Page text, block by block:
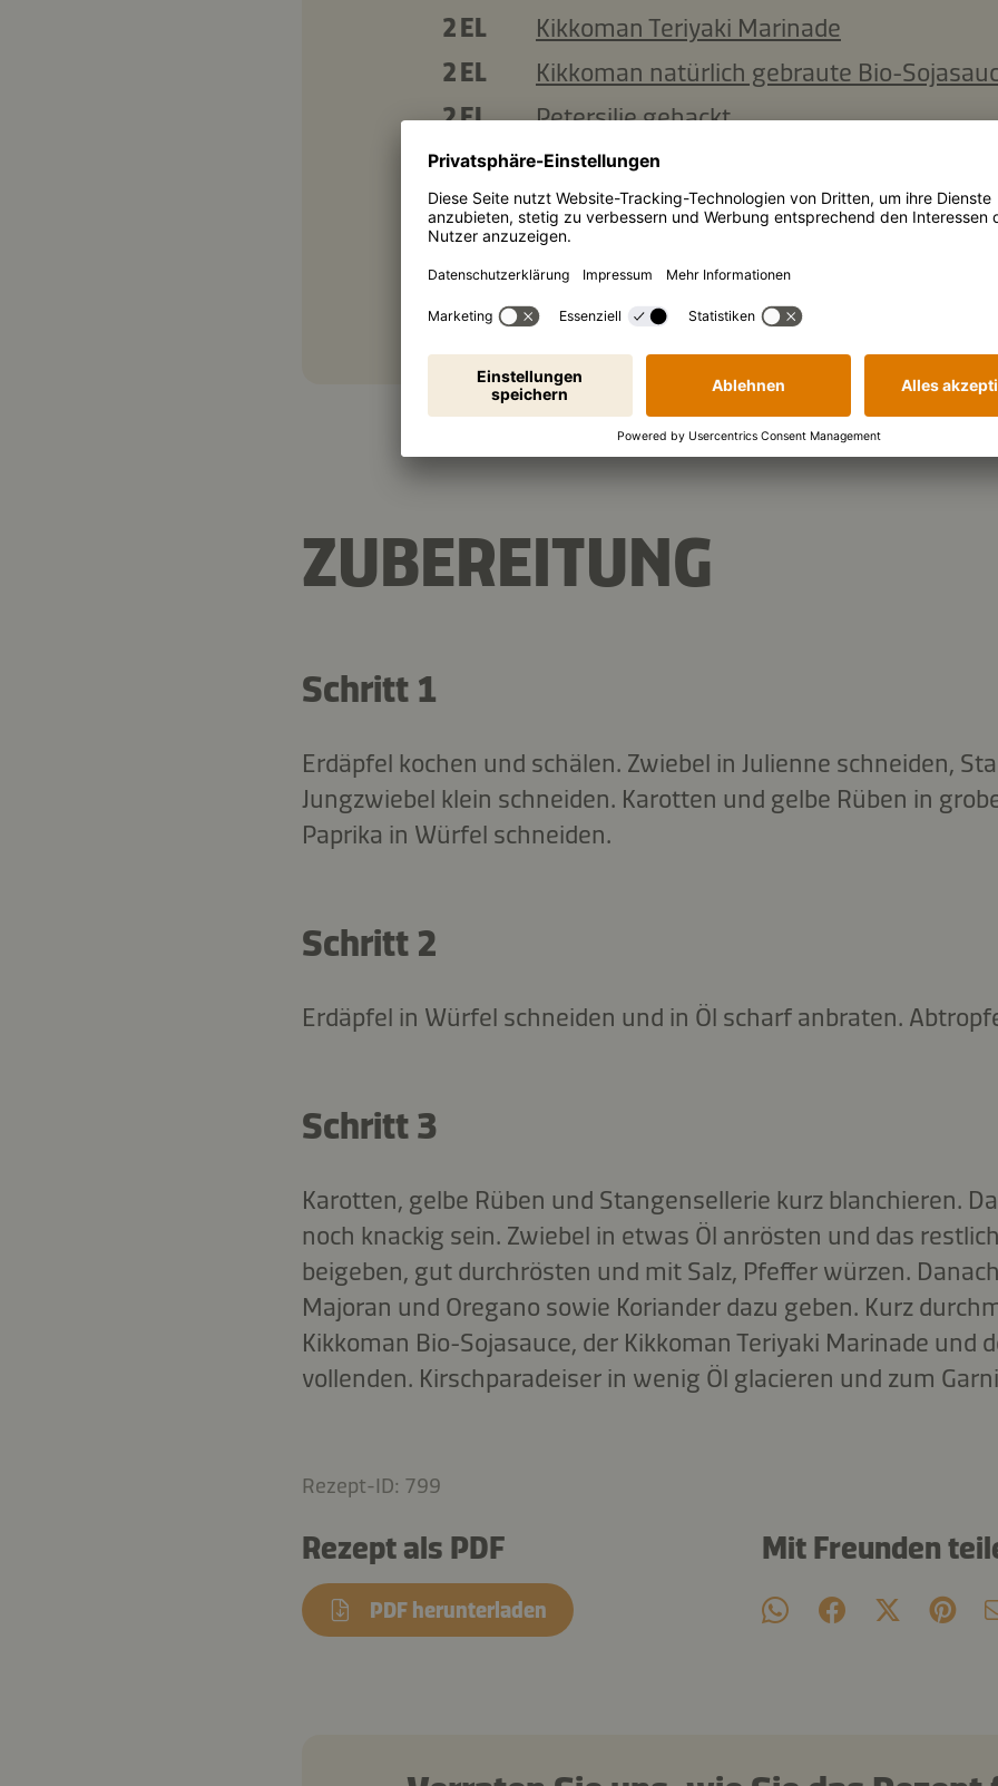
2 EL
Kikkoman Teriyaki Marinade
2 EL
Kikkoman natürlich gebraute Bio-
2 EL
Petersilie gehackt
125 ml Sonnenblumenöl
Zutaten kopieren
ZUBEREITUNG
Schritt 1
Erdäpfel kochen und schälen. Zwiebel in Julienne schneiden,
Jungzwiebel klein schneiden. Karotten und gelbe Rüben in
Paprika in Würfel schneiden.
Schritt 2
Erdäpfel in Würfel schneiden und in Öl scharf anbraten.
Schritt 3
Karotten, gelbe Rüben und Stangensellerie kurz blanchieren.
noch knackig sein. Zwiebel in etwas Öl anrösten und das
beigeben, gut durchrösten und mit Salz, Pfeffer würzen.
Majoran und Oregano sowie Koriander dazu geben. Kurz
Kikkoman Bio-Sojasauce, der Kikkoman Teriyaki Marinade und
vollenden. Kirschparadeiser in wenig Öl glacieren und zum
Rezept-ID: 799
Rezept als PDF
PDF herunterladen
Mit Freunden